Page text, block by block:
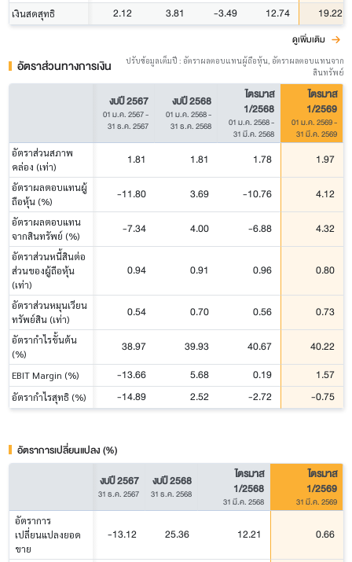
เงินสดสุทธิ 2.12 3.81 -3.49 12.74 19.22
ดูเพิ่มเติม
อัตราส่วนทางการเงิน
ปรับข้อมูลเต็มปี : อัตราผลตอบแทนผู้ถือหุ้น, อัตราผลตอบแทนจาก
สินทรัพย์
งบปี 2567
01 ม.ค. 2567-
31 ธ.ค. 2567
งบปี 2568
01 ม.ค. 2568-
31 ธ.ค. 2568
ไตรมาส
1/2568
01 ม.ค. 2568-
31 มี.ค. 2568
ไตรมาส
1/2569
01 ม.ค. 2569-
31 มี.ค. 2569
อัตราส่วนสภาพ
คล่อง (เท่า)
1.81 1.81 1.78 1.97
อัตราผลตอบแทนผู้
ถือหุ้น (%)
-11.80 3.69 -10.76 4.12
อัตราผลตอบแทน
จากสินทรัพย์ (%)
-7.34 4.00 -6.88 4.32
อัตราส่วนหนี้สินต่อ
ส่วนของผู้ถือหุ้น
(เท่า)
0.94 0.91 0.96 0.80
อัตราส่วนหมุนเวียน
ทรัพย์สิน (เท่า)
0.54 0.70 0.56 0.73
อัตรากำไรขั้นต้น
(%)
38.97 39.93 40.67 40.22
EBIT Margin (%) -13.66 5.68 0.19 1.57
อัตรากำไรสุทธิ (%) -14.89 2.52 -2.72 -0.75
อัตราการเปลี่ยนแปลง (%)
งบปี 2567
31 ธ.ค. 2567
งบปี 2568
31 ธ.ค. 2568
ไตรมาส
1/2568
31 มี.ค. 2568
ไตรมาส
1/2569
31 มี.ค. 2569
อัตราการ
เปลี่ยนแปลงยอด
ขาย
-13.12 25.36 12.21 0.66